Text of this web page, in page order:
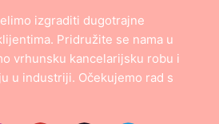
izgraditi dugotrajne
Pridružite se nama u
vrhunsku kancelarijsku robu i
u industriji. Očekujemo rad s